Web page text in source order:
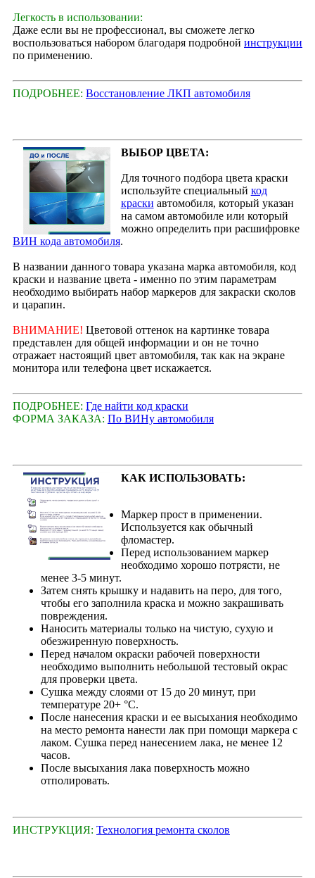
Легкость в использовании:
Даже если вы не профессионал, вы сможете легко
воспользоваться набором благодаря подробной инструкции
по применению.
ПОДРОБНЕЕ: Восстановление ЛКП автомобиля
ВЫБОР ЦВЕТА:
Для точного подбора цвета краски
используйте специальный код
краски автомобиля, который указан
на самом автомобиле или который
можно определить при расшифровке
ВИН кода автомобиля.
В названии данного товара указана марка автомобиля, код
краски и название цвета - именно по этим параметрам
необходимо выбирать набор маркеров для закраски сколов
и царапин.
ВНИМАНИЕ! Цветовой оттенок на картинке товара
представлен для общей информации и он не точно
отражает настоящий цвет автомобиля, так как на экране
монитора или телефона цвет искажается.
ПОДРОБНЕЕ: Где найти код краски
ФОРМА ЗАКАЗА: По ВИНу автомобиля
КАК ИСПОЛЬЗОВАТЬ:
Маркер прост в применении.
Используется как обычный
фломастер.
Перед использованием маркер
необходимо хорошо потрясти, не
менее 3-5 минут.
Затем снять крышку и надавить на перо, для того,
чтобы его заполнила краска и можно закрашивать
повреждения.
Наносить материалы только на чистую, сухую и
обезжиренную поверхность.
Перед началом окраски рабочей поверхности
необходимо выполнить небольшой тестовый окрас
для проверки цвета.
Сушка между слоями от 15 до 20 минут, при
температуре 20+ °С.
После нанесения краски и ее высыхания необходимо
на место ремонта нанести лак при помощи маркера с
лаком. Сушка перед нанесением лака, не менее 12
часов.
После высыхания лака поверхность можно
отполировать.
ИНСТРУКЦИЯ: Технология ремонта сколов